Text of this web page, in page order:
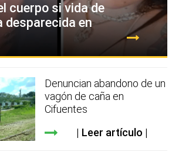
cuerpo si vida de
desparecida en
Denuncian abandono de un
vagón de caña en
Cifuentes
Leer artículo